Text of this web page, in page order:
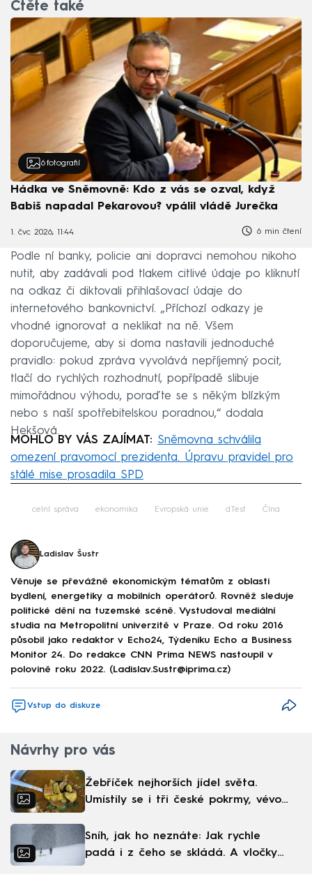
Čtěte také
6 fotografií
Hádka ve Sněmovně: Kdo z vás se ozval, když
Babiš napadal Pekarovou? vpálil vládě Jurečka
1. čvc 2026, 11:44 6 min čtení
Podle ní banky, policie ani dopravci nemohou nikoho
nutit, aby zadávali pod tlakem citlivé údaje po kliknutí
na odkaz či diktovali přihlašovací údaje do
internetového bankovnictví. „Příchozí odkazy je
vhodné ignorovat a neklikat na ně. Všem
doporučujeme, aby si doma nastavili jednoduché
pravidlo: pokud zpráva vyvolává nepříjemný pocit,
tlačí do rychlých rozhodnutí, popřípadě slibuje
mimořádnou výhodu, poraďte se s někým blízkým
nebo s naší spotřebitelskou poradnou,“ dodala
Hekšová.
MOHLO BY VÁS ZAJÍMAT: Sněmovna schválila
omezení pravomocí prezidenta. Úpravu pravidel pro
stálé mise prosadila SPD
celní správa ekonomika Evropská unie dTest Čína
Ladislav Šustr
Věnuje se převážně ekonomickým tématům z oblasti
bydlení, energetiky a mobilních operátorů. Rovněž sleduje
politické dění na tuzemské scéně. Vystudoval mediální
studia na Metropolitní univerzitě v Praze. Od roku 2016
působil jako redaktor v Echo24, Týdeníku Echo a Business
Monitor 24. Do redakce CNN Prima NEWS nastoupil v
polovině roku 2022. (Ladislav.Sustr@iprima.cz)
Vstup do diskuze
Návrhy pro vás
Žebříček nejhorších jídel světa.
Umístily se i tři české pokrmy, vévodí
Sníh, jak ho neznáte: Jak rychle
padá i z čeho se skládá. A vločky